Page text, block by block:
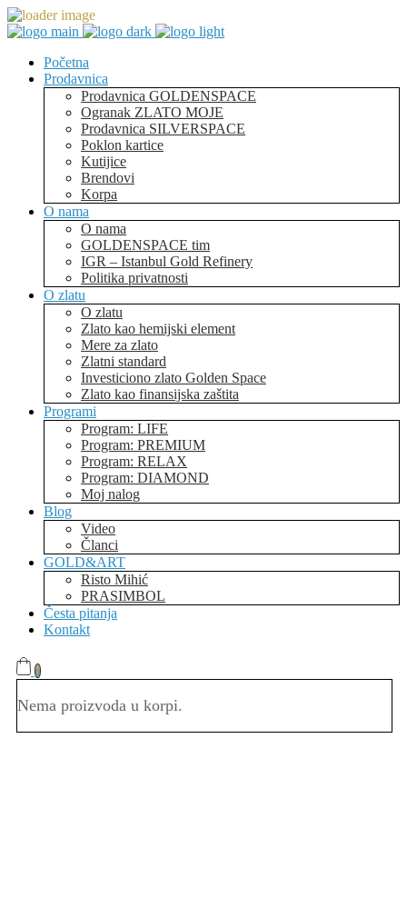
Početna
Prodavnica
Prodavnica GOLDENSPACE
Ogranak ZLATO MOJE
Prodavnica SILVERSPACE
Poklon kartice
Kutijice
Brendovi
Korpa
O nama
O nama
GOLDENSPACE tim
IGR – Istanbul Gold Refinery
Politika privatnosti
O zlatu
O zlatu
Zlato kao hemijski element
Mere za zlato
Zlatni standard
Investiciono zlato Golden Space
Zlato kao finansijska zaštita
Programi
Program: LIFE
Program: PREMIUM
Program: RELAX
Program: DIAMOND
Moj nalog
Blog
Video
Članci
GOLD&ART
Risto Mihić
PRASIMBOL
Česta pitanja
Kontakt
0
Nema proizvoda u korpi.